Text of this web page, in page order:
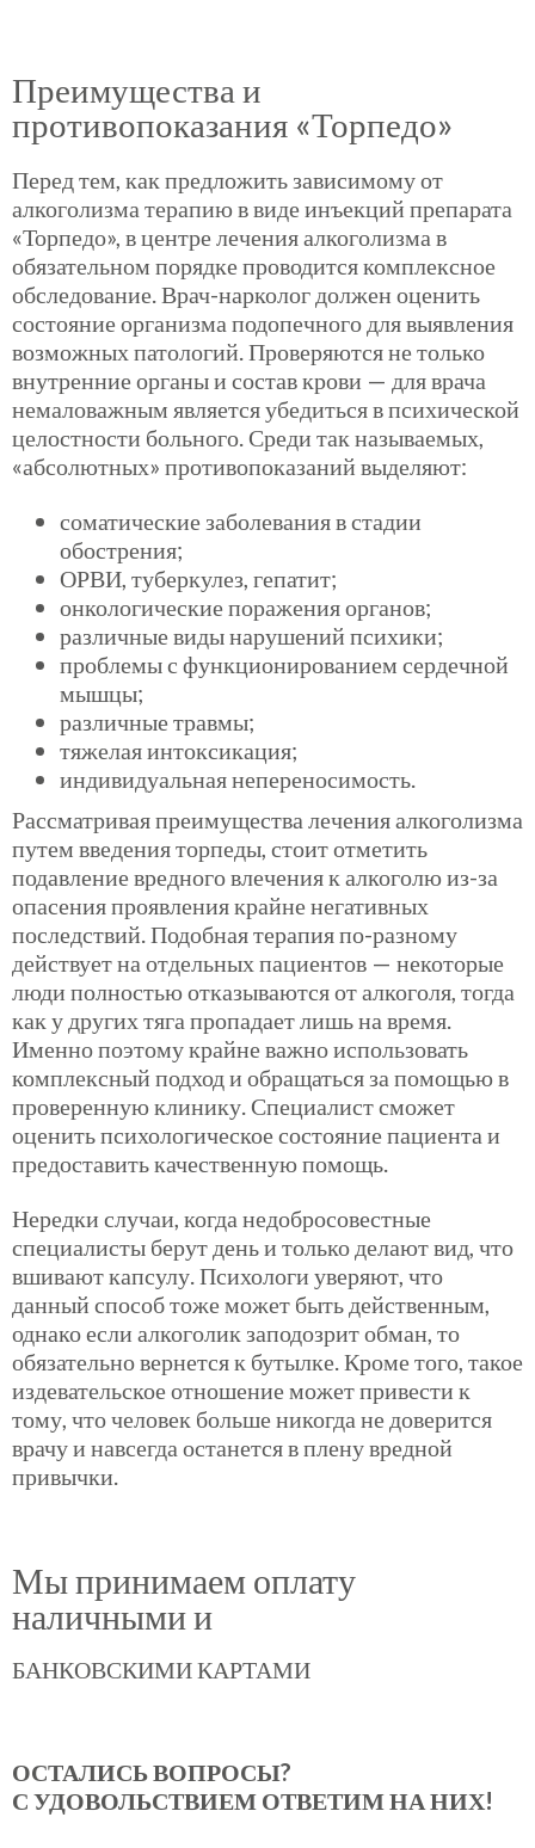
Преимущества и
противопоказания «Торпедо»
Перед тем, как предложить зависимому от
алкоголизма терапию в виде инъекций препарата
«Торпедо», в центре лечения алкоголизма в
обязательном порядке проводится комплексное
обследование. Врач-нарколог должен оценить
состояние организма подопечного для выявления
возможных патологий. Проверяются не только
внутренние органы и состав крови — для врача
немаловажным является убедиться в психической
целостности больного. Среди так называемых,
«абсолютных» противопоказаний выделяют:
соматические заболевания в стадии
обострения;
ОРВИ, туберкулез, гепатит;
онкологические поражения органов;
различные виды нарушений психики;
проблемы с функционированием сердечной
мышцы;
различные травмы;
тяжелая интоксикация;
индивидуальная непереносимость.
Рассматривая преимущества лечения алкоголизма
путем введения торпеды, стоит отметить
подавление вредного влечения к алкоголю из-за
опасения проявления крайне негативных
последствий. Подобная терапия по-разному
действует на отдельных пациентов — некоторые
люди полностью отказываются от алкоголя, тогда
как у других тяга пропадает лишь на время.
Именно поэтому крайне важно использовать
комплексный подход и обращаться за помощью в
проверенную клинику. Специалист сможет
оценить психологическое состояние пациента и
предоставить качественную помощь.
Нередки случаи, когда недобросовестные
специалисты берут день и только делают вид, что
вшивают капсулу. Психологи уверяют, что
данный способ тоже может быть действенным,
однако если алкоголик заподозрит обман, то
обязательно вернется к бутылке. Кроме того, такое
издевательское отношение может привести к
тому, что человек больше никогда не доверится
врачу и навсегда останется в плену вредной
привычки.
Мы принимаем оплату
наличными и
БАНКОВСКИМИ КАРТАМИ
ОСТАЛИСЬ ВОПРОСЫ?
С УДОВОЛЬСТВИЕМ ОТВЕТИМ НА НИХ!